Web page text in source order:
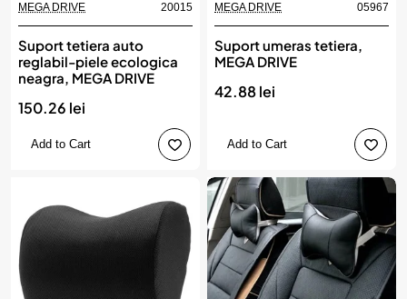
MEGA DRIVE 20015
Suport tetiera auto
reglabil-piele ecologica
neagra, MEGA DRIVE
150.26 lei
Add to Cart
MEGA DRIVE 05967
Suport umeras tetiera,
MEGA DRIVE
42.88 lei
Add to Cart